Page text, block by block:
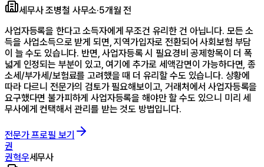
세무사 조병철 사무소·5개월 전
사업자등록을 한다고 소득자에게 무조건 유리한 건 아닙니다. 모든 소
득을 사업소득으로 받게 되면, 지역가입자로 전환되어 사회보험 부담
이 늘 수도 있습니다. 반면, 사업자등록 시 필요경비 공제항목이 더 폭
넓게 인정되는 부분이 있고, 여기에 추가로 세액감면이 가능하다면, 종
소세/부가세/보험료를 고려했을 때 더 유리할 수도 있습니다. 상황에
따라 다르니 전문가의 검토가 필요해보이고, 거래처에서 사업자등록을
요구했다면 불가피하게 사업자등록을 해야만 할 수도 있으니 미리 세
무사에게 컨택해서 관리를 받는 것도 방법입니다.
전문가 프로필 보기
권
권혁우세무사